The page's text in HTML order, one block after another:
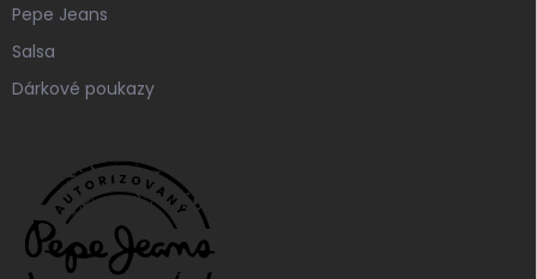
Pepe Jeans
Salsa
Dárkové poukazy